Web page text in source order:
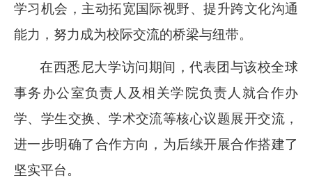
学习机会，主动拓宽国际视野、提升跨文化沟通
能力，努力成为校际交流的桥梁与纽带。
在西悉尼大学访问期间，代表团与该校全球
事务办公室负责人及相关学院负责人就合作办
学、学生交换、学术交流等核心议题展开交流，
进一步明确了合作方向，为后续开展合作搭建了
坚实平台。